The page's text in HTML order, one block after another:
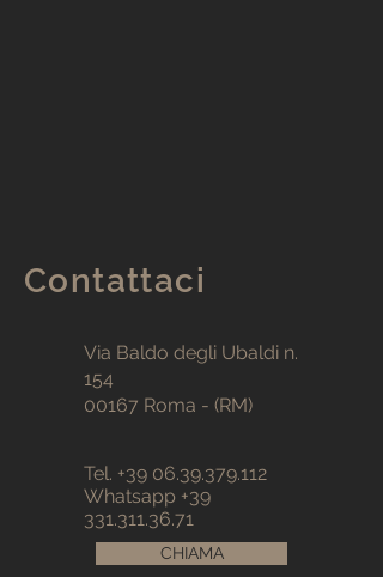
Contattaci
Via Baldo degli Ubaldi n.
154
00167 Roma - (RM)
Tel. +39 06.39.379.112
Whatsapp +39
331.311.36.71
CHIAMA